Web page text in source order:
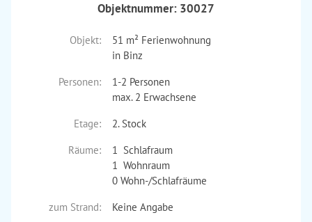
Objektnummer: 30027
Objekt:
51 m² Ferienwohnung
in Binz
Personen:
1-2 Personen
max. 2 Erwachsene
Etage:
2. Stock
Räume:
1 Schlafraum
1 Wohnraum
0 Wohn-/Schlafräume
zum Strand:
Keine Angabe